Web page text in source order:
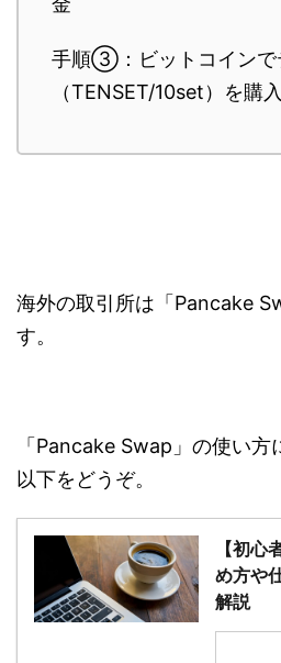
手順③：ビットコインで
（TENSET/10set）を購入
海外の取引所は「Pancake
す。
「Pancake Swap」の使い
以下をどうぞ。
【初
め方や
解説